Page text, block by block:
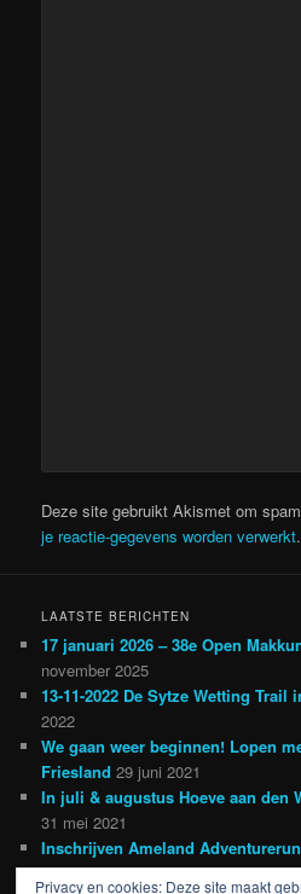
Deze site gebruikt Akismet om
je reactie-gegevens worden verwerkt.
LAATSTE BERICHTEN
17 januari 2026 – 38e Open
november 2025
13-11-2022 De Sytze Wetting Trail
2022
We gaan weer beginnen! Lopen
Friesland 29 juni 2021
In juli & augustus Hoeve aan den
31 mei 2021
Inschrijven Ameland Adventurerun
Privacy en cookies: Deze site maakt